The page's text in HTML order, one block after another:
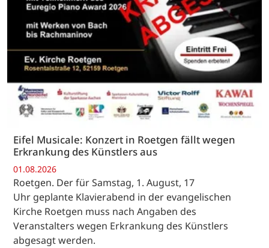
Eifel Musicale: Konzert in Roetgen fällt wegen
Erkrankung des Künstlers aus
01.08.2026
Roetgen. Der für Samstag, 1. August, 17
Uhr geplante Klavierabend in der evangelischen
Kirche Roetgen muss nach Angaben des
Veranstalters wegen Erkrankung des Künstlers
abgesagt werden.